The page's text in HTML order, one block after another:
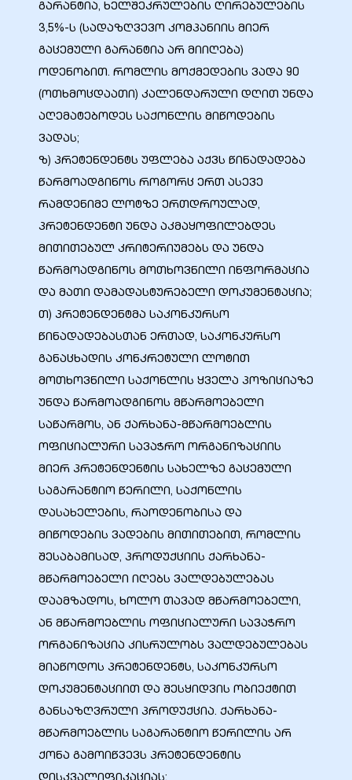
გარანტია, ხელშეკრულების ღირებულების
3,5%-ს (სადაზღვევო კომპანიის მიერ
გაცემული გარანტია არ მიიღება)
ოდენობით. რომლის მოქმედების ვადა 90
(ოთხმოცდაათი) კალენდარული დღით უნდა
აღემატებოდეს საქონლის მიწოდების
ვადას;
ზ) პრეტენდენტს უფლება აქვს წინადადება
წარმოადგინოს როგორც ერთ ასევე
რამდენიმე ლოტზე ერთდროულად,
პრეტენდენტი უნდა აკმაყოფილებდეს
მითითებულ კრიტერიუმებს და უნდა
წარმოადგინოს მოთხოვნილი ინფორმაცია
და მათი დამადასტურებელი დოკუმენტაცია;
თ) პრეტენდენტმა საკონკურსო
წინადადებასთან ერთად, საკონკურსო
განაცხადის კონკრეტული ლოტით
მოთხოვნილი საქონლის ყველა პოზიციაზე
უნდა წარმოადგინოს მწარმოებელი
საწარმოს, ან ქარხანა-მწარმოებლის
ოფიციალური სავაჭრო ორგანიზაციის
მიერ პრეტენდენტის სახელზე გაცემული
საგარანტიო წერილი, საქონლის
დასახელების, რაოდენობისა და
მიწოდების ვადების მითითებით, რომლის
შესაბამისად, პროდუქციის ქარხანა-
მწარმოებელი იღებს ვალდებულებას
დაამზადოს, ხოლო თავად მწარმოებელი,
ან მწარმოებლის ოფიციალური სავაჭრო
ორგანიზაცია კისრულობს ვალდებულებას
მიაწოდოს პრეტენდენტს, საკონკურსო
დოკუმენტაციით და შესყიდვის ობიექტით
განსაზღვრული პროდუქცია. ქარხანა-
მწარმოებლის საგარანტიო წერილის არ
ქონა გამოიწვევს პრეტენდენტის